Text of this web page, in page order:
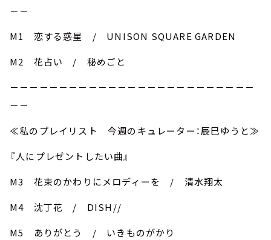
－－
M1 恋する惑星 / UNISON SQUARE GARDEN
M2 花占い / 秘めごと
－－－－－－－－－－－－－－－－－－－－－－－－－
－－
≪私のプレイリスト 今週のキュレーター：辰巳ゆうと≫
『人にプレゼントしたい曲』
M3 花束のかわりにメロディーを / 清水翔太
M4 沈丁花 / DISH//
M5 ありがとう / いきものがかり